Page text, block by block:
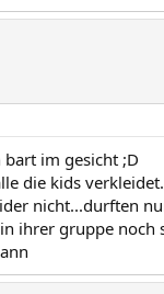
im gesicht ;D
die kids
nicht...durften
ihrer gruppe noch